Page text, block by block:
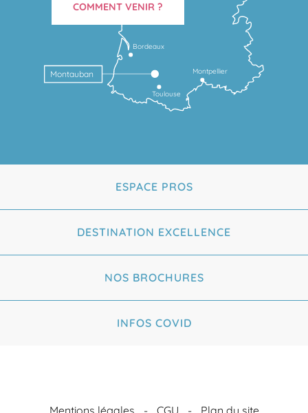
Toulouse
Montpellier
Bordeaux
Montauban
COMMENT VENIR ?
ESPACE PROS
DESTINATION EXCELLENCE
NOS BROCHURES
INFOS COVID
Mentions légales CGU Plan du site